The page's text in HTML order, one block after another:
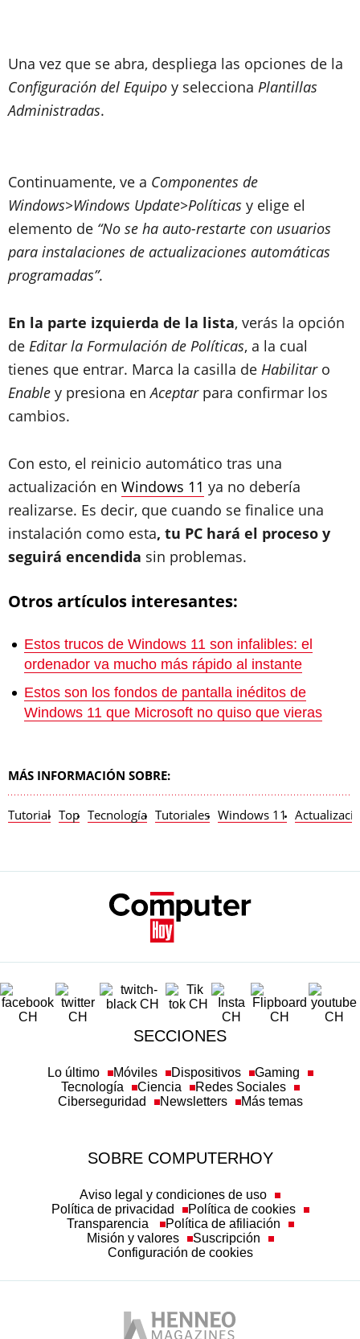
Una vez que se abra, despliega las opciones de la
Configuración del Equipo y selecciona Plantillas
Administradas.
Continuamente, ve a Componentes de
Windows>Windows Update>Políticas y elige el
elemento de “No se ha auto-restarte con usuarios
para instalaciones de actualizaciones automáticas
programadas”.
En la parte izquierda de la lista, verás la opción
de Editar la Formulación de Políticas, a la cual
tienes que entrar. Marca la casilla de Habilitar o
Enable y presiona enAceptar para confirmar los
cambios.
Con esto, el reinicio automático tras una
actualización en Windows 11 ya no debería
realizarse. Es decir, que cuando se finalice una
instalación como esta, tu PC hará el proceso y
seguirá encendida sin problemas.
Otros artículos interesantes:
Estos trucos de Windows 11 son infalibles: el
ordenador va mucho más rápido al instante
Estos son los fondos de pantalla inéditos de
Windows 11 que Microsoft no quiso que vieras
MÁS INFORMACIÓN SOBRE:
Tutorial Top Tecnología Tutoriales Windows 11
SECCIONES
Lo último Móviles Dispositivos
Gaming
Tecnología
Ciencia
Redes Sociales
Ciberseguridad
Newsletters Más temas
SOBRE COMPUTERHOY
Aviso legal y condiciones de uso
Política de privacidad
Política de cookies
Transparencia
Política de afiliación
Misión y valores
Suscripción
Configuración de cookies